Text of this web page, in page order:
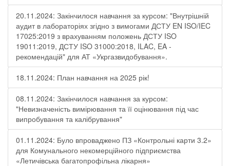
20.11.2024: Закінчилося навчання за курсом: "Внутрішній
аудит в лабораторіях згідно з вимогами ДСТУ EN ISO/IEC
17025:2019 з врахуванням положень ДСТУ ISO
19011:2019, ДСТУ ISO 31000:2018, ILAC, EA -
рекомендацій" для АТ «Укргазвидобування».
18.11.2024: План навчання на 2025 рік!
08.11.2024: Закінчилося навчання за курсом:
"Невизначеність вимірювання та її оцінювання під час
випробування та калібрування"
01.11.2024: Було впроваджено ПЗ «Контрольні карти 3.2»
для Комунального некомерційного підприємства
«Летичівська багатопрофільна лікарня»